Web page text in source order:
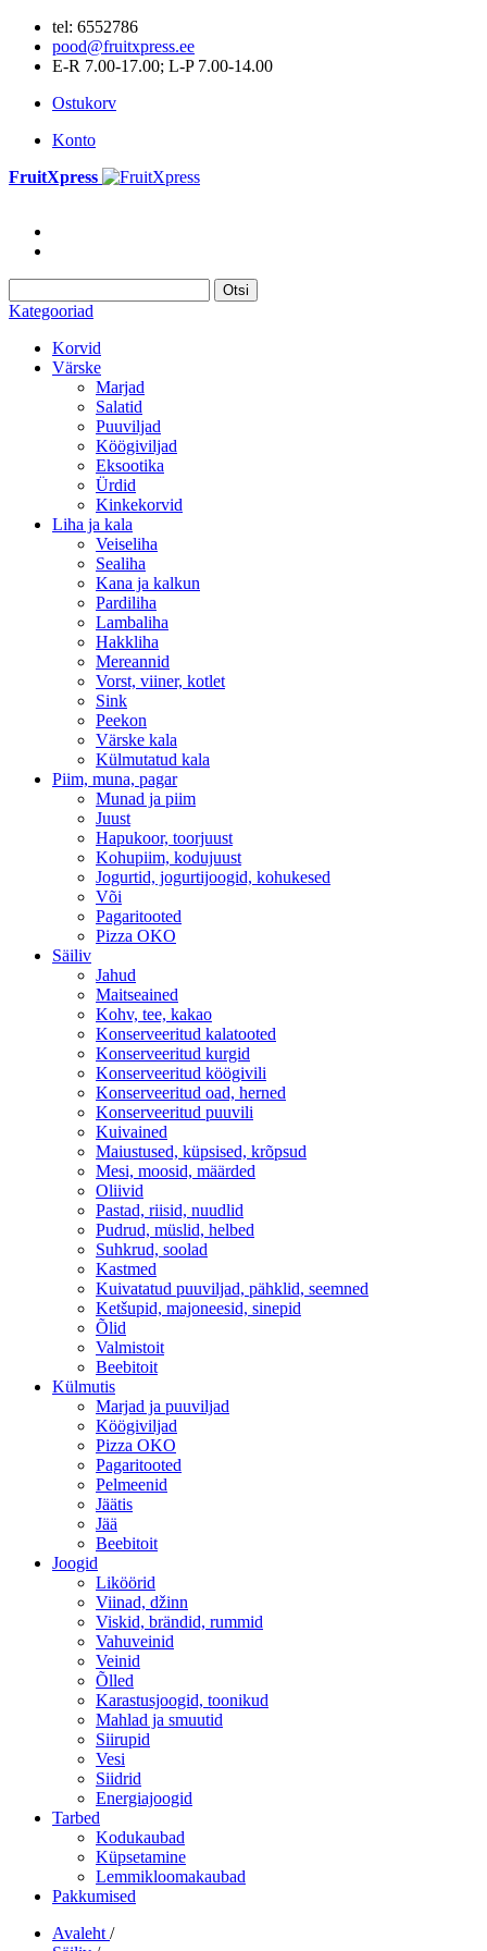
tel: 6552786
pood@fruitxpress.ee
E-R 7.00-17.00; L-P 7.00-14.00
Ostukorv
Konto
FruitXpress
Otsi
Kategooriad
Korvid
Värske
Marjad
Salatid
Puuviljad
Köögiviljad
Eksootika
Ürdid
Kinkekorvid
Liha ja kala
Veiseliha
Sealiha
Kana ja kalkun
Pardiliha
Lambaliha
Hakkliha
Mereannid
Vorst, viiner, kotlet
Sink
Peekon
Värske kala
Külmutatud kala
Piim, muna, pagar
Munad ja piim
Juust
Hapukoor, toorjuust
Kohupiim, kodujuust
Jogurtid, jogurtijoogid, kohukesed
Või
Pagaritooted
Pizza OKO
Säiliv
Jahud
Maitseained
Kohv, tee, kakao
Konserveeritud kalatooted
Konserveeritud kurgid
Konserveeritud köögivili
Konserveeritud oad, herned
Konserveeritud puuvili
Kuivained
Maiustused, küpsised, krõpsud
Mesi, moosid, määrded
Oliivid
Pastad, riisid, nuudlid
Pudrud, müslid, helbed
Suhkrud, soolad
Kastmed
Kuivatatud puuviljad, pähklid, seemned
Ketšupid, majoneesid, sinepid
Õlid
Valmistoit
Beebitoit
Külmutis
Marjad ja puuviljad
Köögiviljad
Pizza OKO
Pagaritooted
Pelmeenid
Jäätis
Jää
Beebitoit
Joogid
Liköörid
Viinad, džinn
Viskid, brändid, rummid
Vahuveinid
Veinid
Õlled
Karastusjoogid, toonikud
Mahlad ja smuutid
Siirupid
Vesi
Siidrid
Energiajoogid
Tarbed
Kodukaubad
Küpsetamine
Lemmikloomakaubad
Pakkumised
Avaleht /